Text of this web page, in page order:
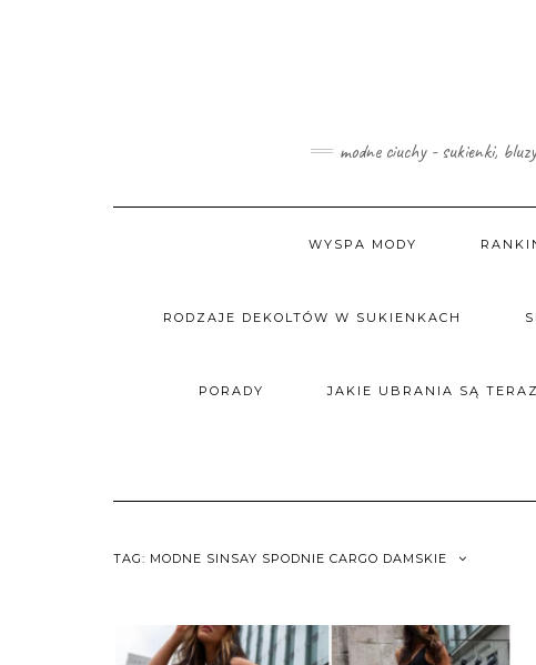
modne ciuchy - sukienki,
WYSPA MODY
RODZAJE DEKOLTÓW W SUKIENKACH
PORADY JAKIE UBRANIA SĄ
TAG: MODNE SINSAY SPODNIE CARGO DAMSKIE